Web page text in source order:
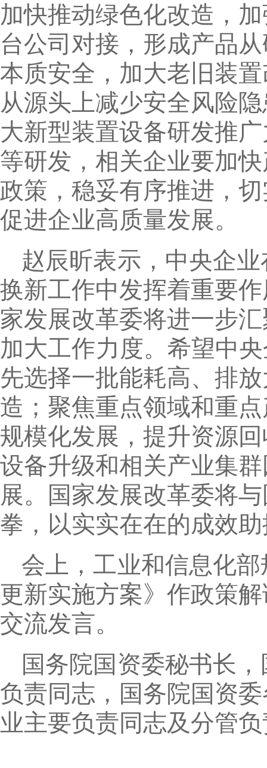
加快推动绿色化改造，
台公司对接，形成产品
本质安全，加大老旧装
从源头上减少安全风险
大新型装置设备研发推
等研发，相关企业要加
政策，稳妥有序推进，
促进企业高质量发展。
赵辰昕表示，中央企
换新工作中发挥着重要
家发展改革委将进一步
加大工作力度。希望中
先选择一批能耗高、排
造；聚焦重点领域和重
规模化发展，提升资源
设备升级和相关产业集
展。国家发展改革委将
拳，以实实在在的成效
会上，工业和信息化
更新实施方案》作政策
交流发言。
国务院国资委秘书长
负责同志，国务院国资
业主要负责同志及分管